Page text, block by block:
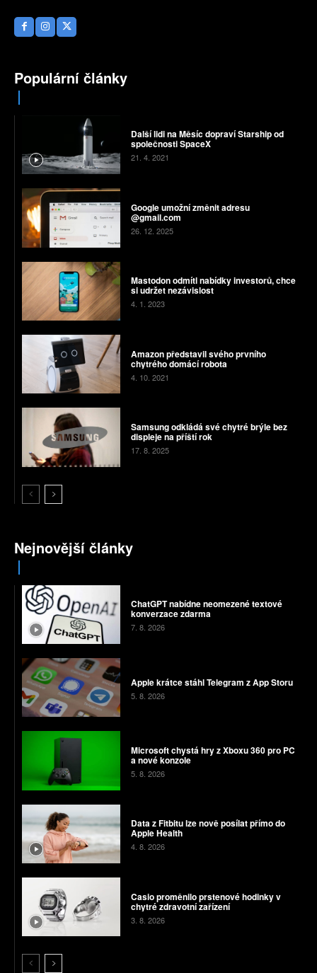
Populární články
Další lidi na Měsíc dopraví Starship od
společnosti SpaceX
21. 4. 2021
Google umožní změnit adresu
@gmail.com
26. 12. 2025
Mastodon odmítl nabídky investorů, chce
si udržet nezávislost
4. 1. 2023
Amazon představil svého prvního
chytrého domácí robota
4. 10. 2021
Samsung odkládá své chytré brýle bez
displeje na příští rok
17. 8. 2025
Nejnovější články
ChatGPT nabídne neomezené textové
konverzace zdarma
7. 8. 2026
Apple krátce stáhl Telegram z App Storu
5. 8. 2026
Microsoft chystá hry z Xboxu 360 pro PC
a nové konzole
5. 8. 2026
Data z Fitbitu lze nově posílat přímo do
Apple Health
4. 8. 2026
Casio proměnilo prstenové hodinky v
chytré zdravotní zařízení
3. 8. 2026